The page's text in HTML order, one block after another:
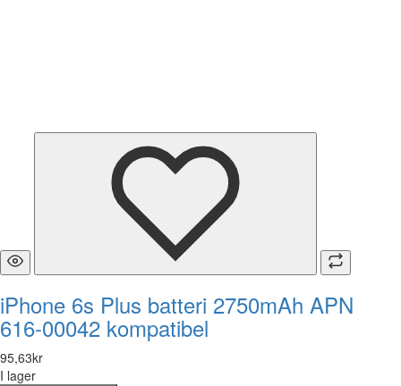
iPhone 6s Plus batteri 2750mAh APN
616-00042 kompatibel
95,63kr
I lager